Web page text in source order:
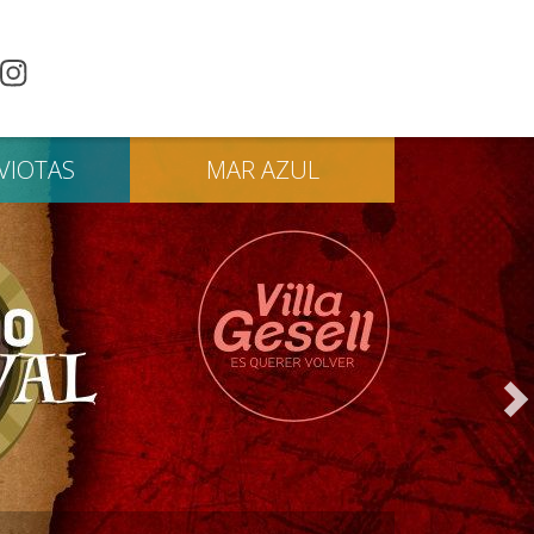
MARAZUL